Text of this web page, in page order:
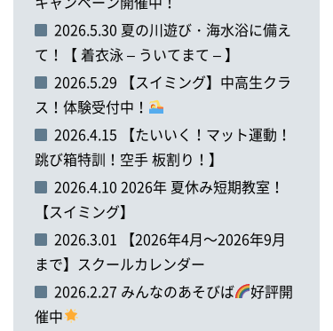
2026.5.30 夏の川遊び・海水浴に備え
て！【 着衣泳 – ういてまて – 】
2026.5.29 【スイミング】中高生クラ
ス！体験受付中！
2026.4.15 【たいいく！マット運動！
跳び箱特訓！空手 板割り！】
2026.4.10 2026年 夏休み短期教室！
【スイミング】
2026.3.01 【2026年4月～2026年9月
まで】スクールカレンダー
2026.2.27 みんなのあそびば
好評開
催中